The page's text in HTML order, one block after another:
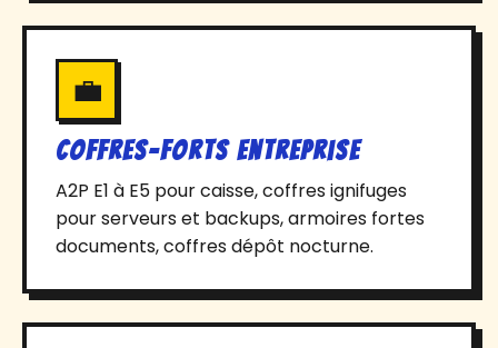
💼
Coffres-forts entreprise
A2P E1 à E5 pour caisse, coffres ignifuges
pour serveurs et backups, armoires fortes
documents, coffres dépôt nocturne.